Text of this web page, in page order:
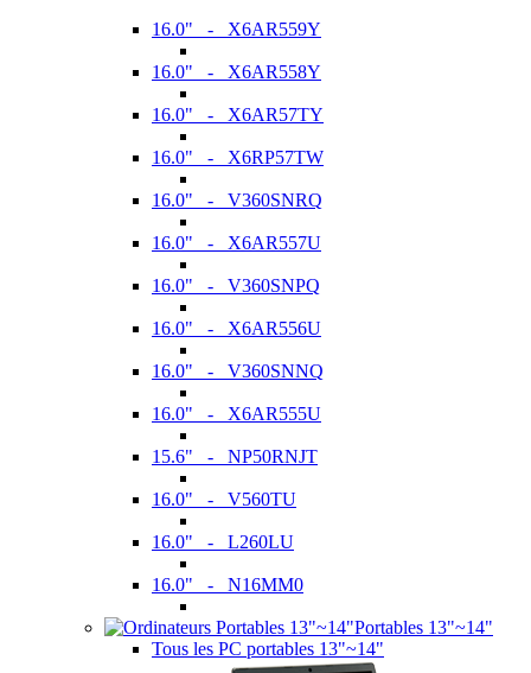
16.0" - X6AR559Y
16.0" - X6AR558Y
16.0" - X6AR57TY
16.0" - X6RP57TW
16.0" - V360SNRQ
16.0" - X6AR557U
16.0" - V360SNPQ
16.0" - X6AR556U
16.0" - V360SNNQ
16.0" - X6AR555U
15.6" - NP50RNJT
16.0" - V560TU
16.0" - L260LU
16.0" - N16MM0
Portables 13"~14"
Tous les PC portables 13"~14"